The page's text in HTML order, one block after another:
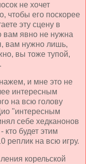
не хочет
чтобы его поскорее
эту сцену в
вам явно не нужна
вам нужно лишь,
вы тоже тупой,
и мне это не
интересным
на всю голову
"интересным
себе хедканонов
будет этим
реплик на всю игру.
корельской